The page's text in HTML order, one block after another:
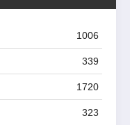
1006
339
1720
323